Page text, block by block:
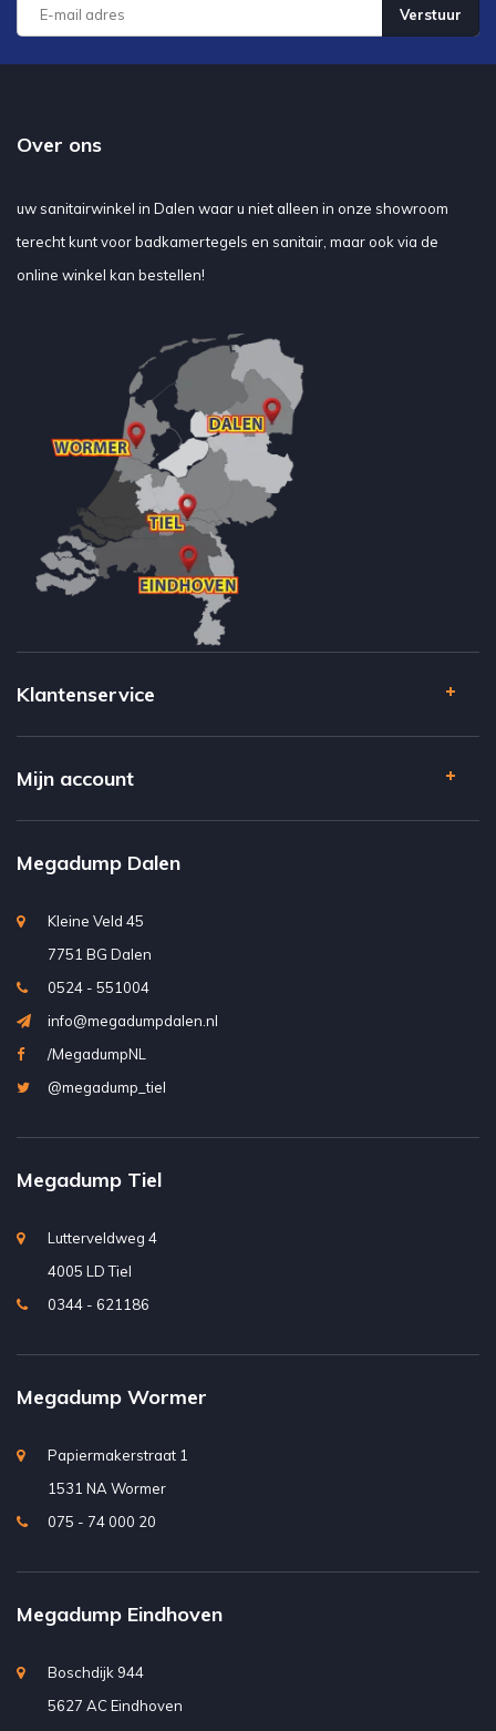
Verstuur
Over ons
uw sanitairwinkel in Dalen waar u niet alleen in onze showroom
terecht kunt voor badkamertegels en sanitair, maar ook via de
online winkel kan bestellen!
Klantenservice
Mijn account
Megadump Dalen
Kleine Veld 45
7751 BG Dalen
0524 - 551004
info@megadumpdalen.nl
/MegadumpNL
@megadump_tiel
Megadump Tiel
Lutterveldweg 4
4005 LD Tiel
0344 - 621186
Megadump Wormer
Papiermakerstraat 1
1531 NA Wormer
075 - 74 000 20
Megadump Eindhoven
Boschdijk 944
5627 AC Eindhoven